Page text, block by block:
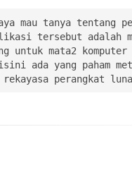
mau tanya tentang
tersebut adalah
untuk mata2 komputer
ada yang paham
rekayasa perangkat